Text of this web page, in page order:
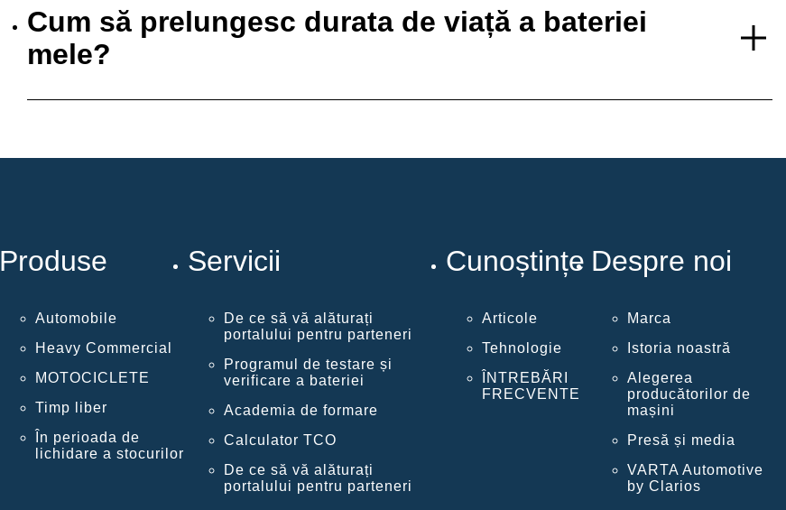
Cum să prelungesc durata de viață a bateriei
mele?
Produse
Automobile
Heavy Commercial
MOTOCICLETE
Timp liber
În perioada de
lichidare a stocurilor
Servicii
De ce să vă alăturați
portalului pentru parteneri
Programul de testare și
verificare a bateriei
Academia de formare
Calculator TCO
De ce să vă alăturați
portalului pentru parteneri
Cunoștințe
Articole
Tehnologie
ÎNTREBĂRI
FRECVENTE
Despre noi
Marca
Istoria noastră
Alegerea
producătorilor de
mașini
Presă și media
VARTA Automotive
by Clarios